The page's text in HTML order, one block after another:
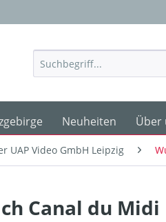
Neuheiten Über
UAP Video GmbH Leipzig
Canal du Midi